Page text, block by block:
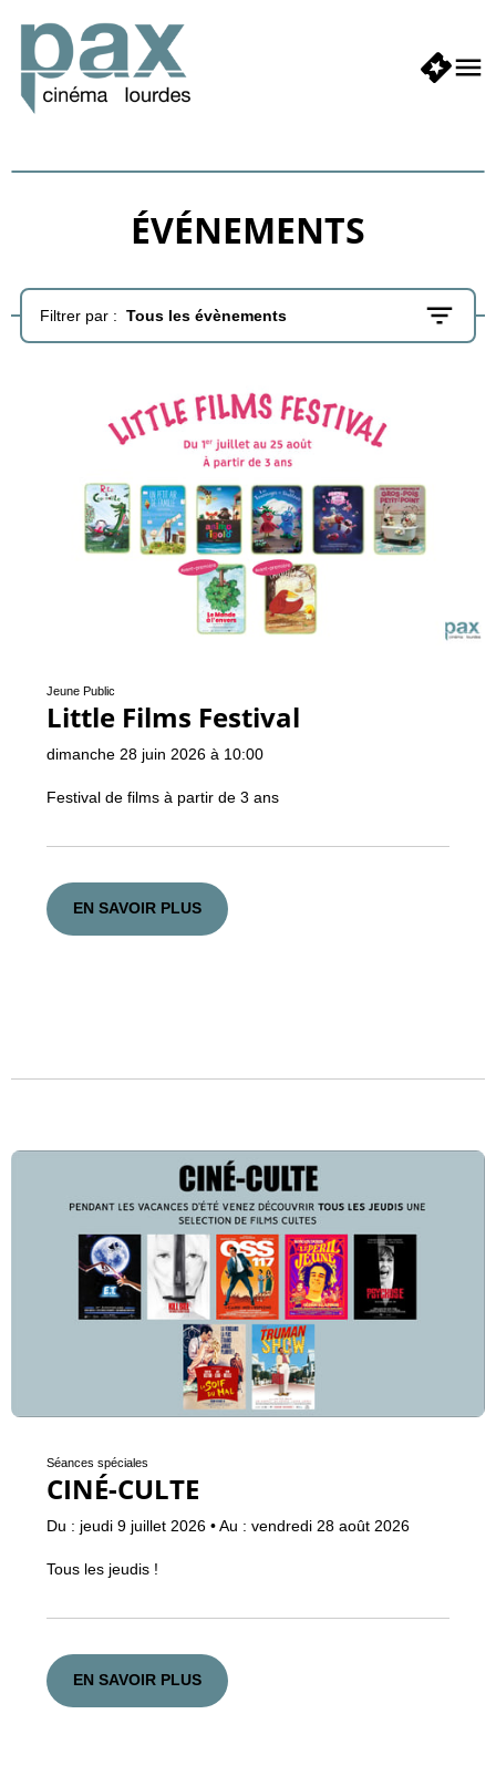
ÉVÉNEMENTS
Filtrer par : Tous les évènements
Jeune Public
Little Films Festival
dimanche 28 juin 2026 à 10:00
Festival de films à partir de 3 ans
EN SAVOIR PLUS
Séances spéciales
CINÉ-CULTE
Du : jeudi 9 juillet 2026 •Au : vendredi 28 août 2026
Tous les jeudis !
EN SAVOIR PLUS